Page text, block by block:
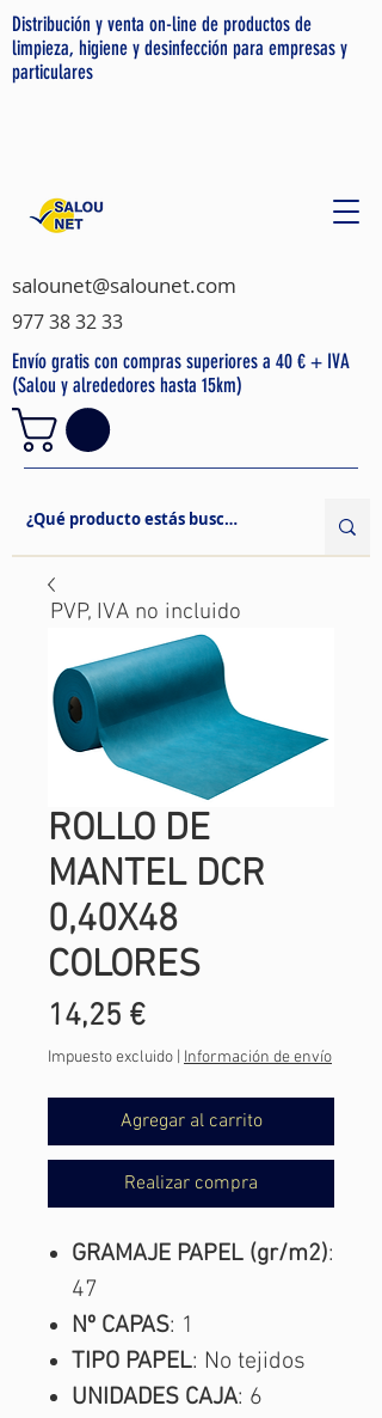
salounet@salounet.com
977 38 32 33
Envío gratis con compras superiores a 40 € + IVA
(Salou y alrededores hasta 15km)
Distribución y venta on-line de productos de
limpieza, higiene y desinfección para empresas y
particulares
ROLLO DE
MANTEL DCR
0,40X48
COLORES
14,25 €Precio
Impuesto excluido Información de envío
Agregar al carrito
Realizar compra
GRAMAJE PAPEL (gr/m2):
47
Nº CAPAS: 1
TIPO PAPEL: No tejidos
UNIDADES CAJA: 6
PVP, IVA no incluido